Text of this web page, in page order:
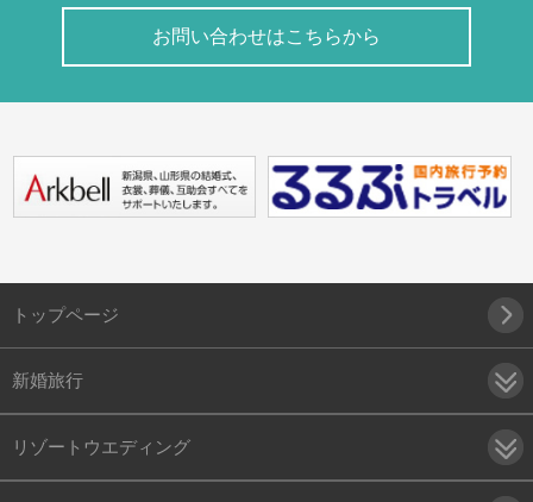
お問い合わせはこちらから
トップページ
新婚旅行
リゾートウエディング